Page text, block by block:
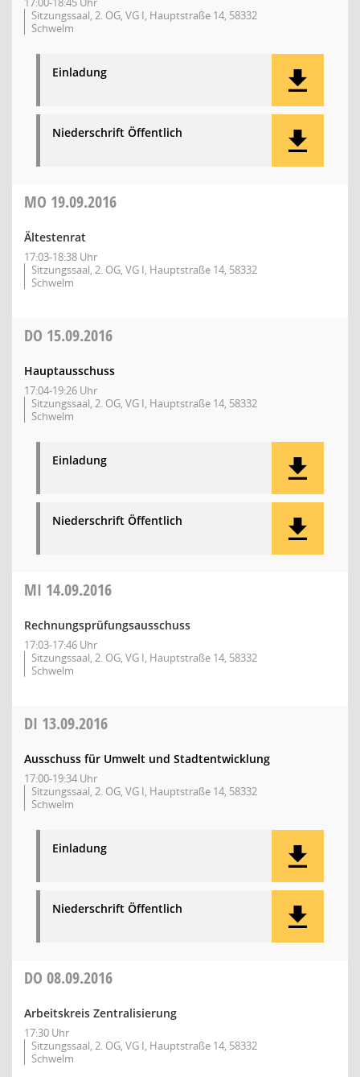
Sitzungssaal, 2. OG, VG I, Hauptstraße 14, 58332
Schwelm
Einladung
Niederschrift Öffentlich
MO 19.09.2016
Ältestenrat
17:03-18:38 Uhr
Sitzungssaal, 2. OG, VG I, Hauptstraße 14, 58332
Schwelm
DO 15.09.2016
Hauptausschuss
17:04-19:26 Uhr
Sitzungssaal, 2. OG, VG I, Hauptstraße 14, 58332
Schwelm
Einladung
Niederschrift Öffentlich
MI 14.09.2016
Rechnungsprüfungsausschuss
17:03-17:46 Uhr
Sitzungssaal, 2. OG, VG I, Hauptstraße 14, 58332
Schwelm
DI 13.09.2016
Ausschuss für Umwelt und Stadtentwicklung
17:00-19:34 Uhr
Sitzungssaal, 2. OG, VG I, Hauptstraße 14, 58332
Schwelm
Einladung
Niederschrift Öffentlich
DO 08.09.2016
Arbeitskreis Zentralisierung
17:30 Uhr
Sitzungssaal, 2. OG, VG I, Hauptstraße 14, 58332
Schwelm